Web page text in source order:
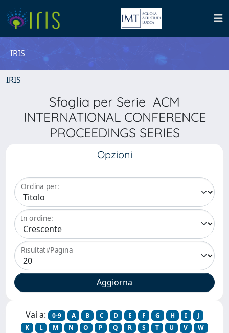
IRIS
IRIS
Sfoglia per Serie ACM
INTERNATIONAL CONFERENCE
PROCEEDINGS SERIES
Opzioni
Ordina per:
In ordine:
Risultati/Pagina
Vai a: 0-9 A B C D E F G H I
J
K
L M N O P Q R S T U V
W